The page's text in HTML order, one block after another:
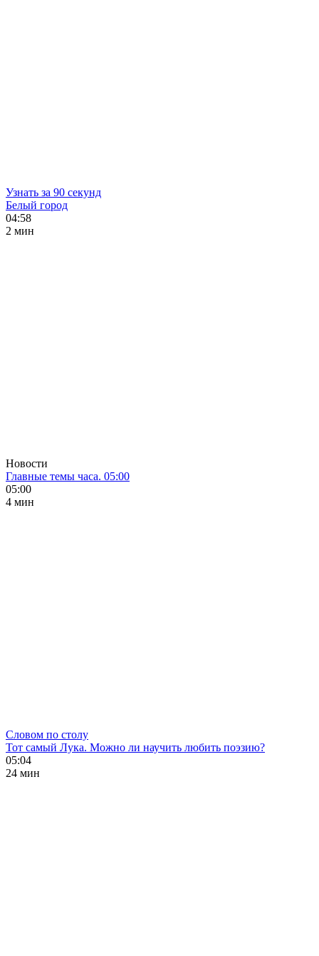
Узнать за 90 секунд
Белый город
04:58
2 мин
Новости
Главные темы часа. 05:00
05:00
4 мин
Словом по столу
Тот самый Лука. Можно ли научить любить поэзию?
05:04
24 мин